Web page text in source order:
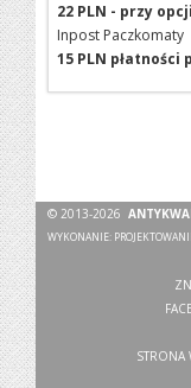
22 PLN - przy
Inpost Paczkomaty
15 PLN
© 2013-2026
WYKONANIE:
STRONA